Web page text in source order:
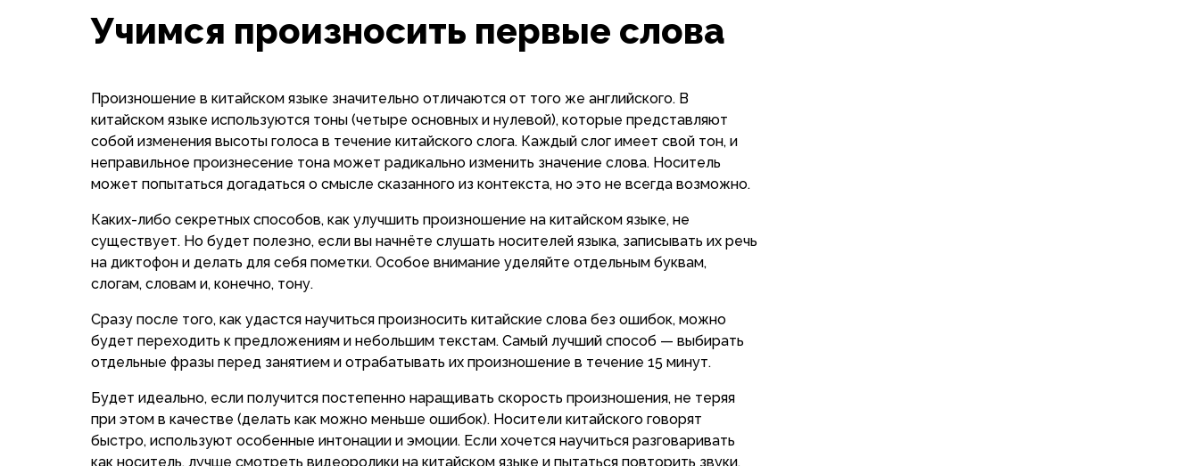
Учимся произносить первые слова
Произношение в китайском языке значительно отличаются от того же английского. В
китайском языке используются тоны (четыре основных и нулевой), которые представляют
собой изменения высоты голоса в течение китайского слога. Каждый слог имеет свой тон, и
неправильное произнесение тона может радикально изменить значение слова. Носитель
может попытаться догадаться о смысле сказанного из контекста, но это не всегда возможно.
Каких-либо секретных способов, как улучшить произношение на китайском языке, не
существует. Но будет полезно, если вы начнёте слушать носителей языка, записывать их речь
на диктофон и делать для себя пометки. Особое внимание уделяйте отдельным буквам,
слогам, словам и, конечно, тону.
Сразу после того, как удастся научиться произносить китайские слова без ошибок, можно
будет переходить к предложениям и небольшим текстам. Самый лучший способ — выбирать
отдельные фразы перед занятием и отрабатывать их произношение в течение 15 минут.
Будет идеально, если получится постепенно наращивать скорость произношения, не теряя
при этом в качестве (делать как можно меньше ошибок). Носители китайского говорят
быстро, используют особенные интонации и эмоции. Если хочется научиться разговаривать
как носитель, лучше смотреть видеоролики на китайском языке и пытаться повторить звуки.